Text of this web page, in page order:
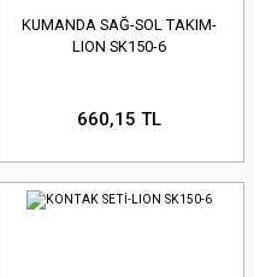
KUMANDA SAĞ-SOL TAKIM-
LION SK150-6
660,15 TL